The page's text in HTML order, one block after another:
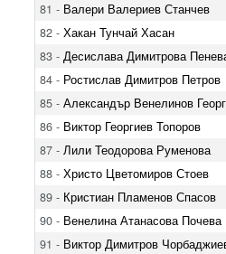
81 - Валери Валериев Станчев
82 - Хакан Тунчай Хасан
83 - Десислава Димитрова
84 - Ростислав Димитров Петров
85 - Александър Венелинов
86 - Виктор Георгиев Топоров
87 - Лили Теодорова Руменова
88 - Христо Цветомиров Стоев
89 - Кристиан Пламенов Спасов
90 - Венелина Атанасова Почева
91 - Виктор Димитров